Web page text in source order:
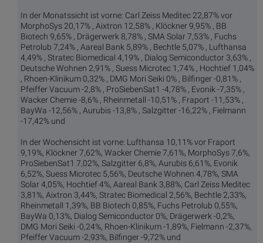
In der Monatssicht ist vorne: Carl Zeiss Meditec 22,87% vor
MorphoSys 20,17% , Aixtron 12,58% , Klöckner 9,95% , BB
Biotech 9,65% , Drägerwerk 8,78% , SMA Solar 7,53% , Fuchs
Petrolub 7,24% , Aareal Bank 5,89% , Bechtle 5,07% , Lufthansa
4,49% , Stratec Biomedical 4,19% , Dialog Semiconductor 3,63% ,
Deutsche Wohnen 2,91% , Suess Microtec 1,74% , Hochtief 1,04%
, Rhoen-Klinikum 0,32% , DMG Mori Seiki 0% , Bilfinger -0,81% ,
Pfeiffer Vacuum -2,8% , ProSiebenSat1 -4,78% , Evonik -7,35% ,
Wacker Chemie -8,6% , Rheinmetall -10,51% , Fraport -11,53% ,
BayWa -12,56% , Aurubis -13,8% , Salzgitter -16,22% , Fielmann
-17,42% und
In der Wochensicht ist vorne: Lufthansa 10,11% vor Fraport
9,19%, Klöckner 7,62%, Wacker Chemie 7,61%, MorphoSys 7,6%,
ProSiebenSat1 7,02%, Salzgitter 6,8%, Aurubis 6,61%, Evonik
6,52%, Suess Microtec 5,56%, Deutsche Wohnen 4,78%, SMA
Solar 4,05%, Hochtief 4%, Aareal Bank 3,88%, Carl Zeiss Meditec
3,81%, Aixtron 3,44%, Stratec Biomedical 2,56%, Bechtle 2,33%,
Rheinmetall 1,39%, BB Biotech 0,85%, Fuchs Petrolub 0,55%,
BayWa 0,13%, Dialog Semiconductor 0%, Drägerwerk -0,2%,
DMG Mori Seiki -0,24%, Rhoen-Klinikum -1,89%, Fielmann -2,37%,
Pfeiffer Vacuum -2,93%, Bilfinger -9,72% und